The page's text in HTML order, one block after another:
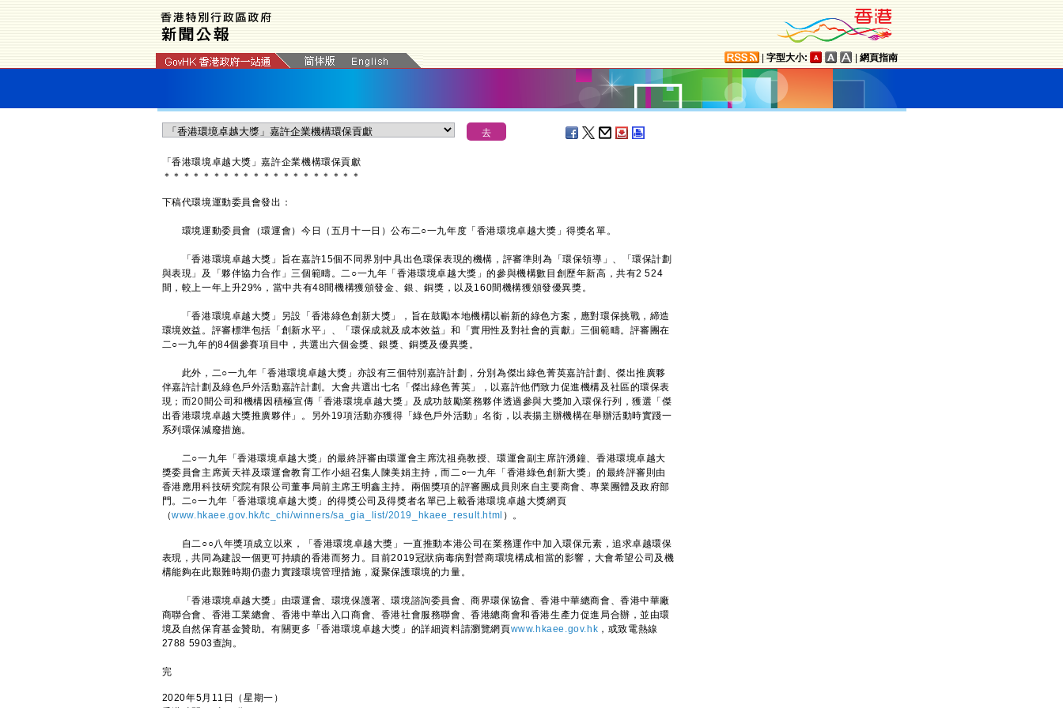
字型大小: 網頁指南
「香港環境卓越大獎」嘉許企業機構環保貢獻
＊ ＊ ＊ ＊ ＊ ＊ ＊ ＊ ＊ ＊ ＊ ＊ ＊ ＊ ＊ ＊ ＊ ＊ ＊ ＊
下稿代環境運動委員會發出：
環境運動委員會（環運會）今日（五月十一日）公布二○一九年度「香港環境卓越大獎」得獎名單。
「香港環境卓越大獎」旨在嘉許15個不同界別中具出色環保表現的機構，評審準則為「環保領導」、「環保計劃
與表現」及「夥伴協力合作」三個範疇。二○一九年「香港環境卓越大獎」的參與機構數目創歷年新高，共有2 524
間，較上一年上升29%，當中共有48間機構獲頒發金、銀、銅獎，以及160間機構獲頒發優異獎。
「香港環境卓越大獎」另設「香港綠色創新大獎」，旨在鼓勵本地機構以嶄新的綠色方案，應對環保挑戰，締造
環境效益。評審標準包括「創新水平」、「環保成就及成本效益」和「實用性及對社會的貢獻」三個範疇。評審團在
二○一九年的84個參賽項目中，共選出六個金獎、銀獎、銅獎及優異獎。
此外，二○一九年「香港環境卓越大獎」亦設有三個特別嘉許計劃，分別為傑出綠色菁英嘉許計劃、傑出推廣夥
伴嘉許計劃及綠色戶外活動嘉許計劃。大會共選出七名「傑出綠色菁英」，以嘉許他們致力促進機構及社區的環保表
現；而20間公司和機構因積極宣傳「香港環境卓越大獎」及成功鼓勵業務夥伴透過參與大獎加入環保行列，獲選「傑
出香港環境卓越大獎推廣夥伴」。另外19項活動亦獲得「綠色戶外活動」名銜，以表揚主辦機構在舉辦活動時實踐一
系列環保減廢措施。
二○一九年「香港環境卓越大獎」的最終評審由環運會主席沈祖堯教授、環運會副主席許湧鐘、香港環境卓越大
獎委員會主席黃天祥及環運會教育工作小組召集人陳美娟主持，而二○一九年「香港綠色創新大獎」的最終評審則由
香港應用科技研究院有限公司董事局前主席王明鑫主持。兩個獎項的評審團成員則來自主要商會、專業團體及政府部
門。二○一九年「香港環境卓越大獎」的得獎公司及得獎者名單已上載香港環境卓越大獎網頁
（www.hkaee.gov.hk/tc_chi/winners/sa_gia_list/2019_hkaee_result.html ）。
自二○○八年獎項成立以來，「香港環境卓越大獎」一直推動本港公司在業務運作中加入環保元素，追求卓越環保
表現，共同為建設一個更可持續的香港而努力。目前2019冠狀病毒病對營商環境構成相當的影響，大會希望公司及機
構能夠在此艱難時期仍盡力實踐環境管理措施，凝聚保護環境的力量。
「香港環境卓越大獎」由環運會、環境保護署、環境諮詢委員會、商界環保協會、香港中華總商會、香港中華廠
商聯合會、香港工業總會、香港中華出入口商會、香港社會服務聯會、香港總商會和香港生產力促進局合辦，並由環
境及自然保育基金贊助。有關更多「香港環境卓越大獎」的詳細資料請瀏覽網頁www.hkaee.gov.hk ，或致電熱線
2788 5903查詢。
完
2020年5月11日（星期一）